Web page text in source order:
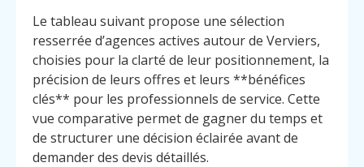
Le tableau suivant propose une sélection
resserrée d’agences actives autour de Verviers,
choisies pour la clarté de leur positionnement, la
précision de leurs offres et leurs **bénéfices
clés** pour les professionnels de service. Cette
vue comparative permet de gagner du temps et
de structurer une décision éclairée avant de
demander des devis détaillés.